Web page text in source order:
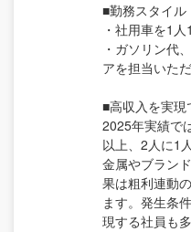
■勤務スタイル
・社用車を1
・ガソリン代
アを担当いた
■高収入を実現
2025年実績で
以上、2人に1
金属やブラン
果は粗利連動
ます。発生条
現する社員も